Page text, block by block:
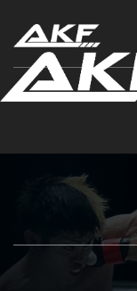
Нажмите Enter